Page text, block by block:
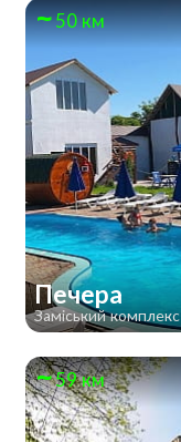
50 км
Печера
Заміський комплекс
59 км